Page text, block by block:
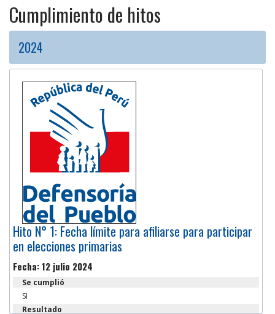
Cumplimiento de hitos
2024
Hito N° 1: Fecha límite para afiliarse para participar
en elecciones primarias
Fecha: 12 julio 2024
Se cumplió
SI
Resultado